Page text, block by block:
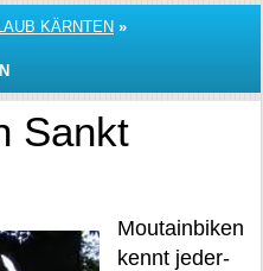
KÄRNTEN »
Sankt
Moutainbiken
kennt jeder-